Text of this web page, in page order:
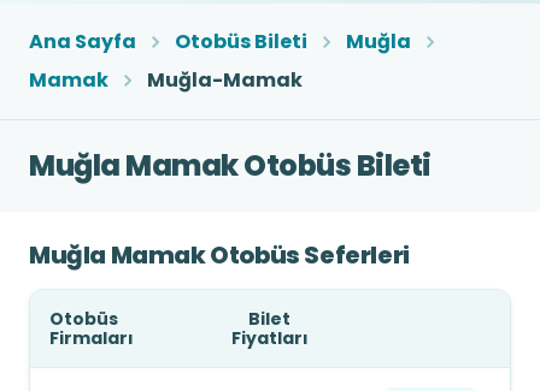
Ana Sayfa Otobüs Bileti
Muğla
Mamak
Muğla-Mamak
Muğla Mamak Otobüs Bileti
Muğla Mamak Otobüs Seferleri
Otobüs
Firmaları
Bilet
Fiyatları